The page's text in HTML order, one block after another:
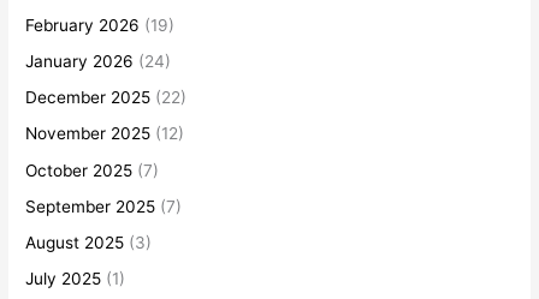
February 2026 (19)
January 2026 (24)
December 2025 (22)
November 2025 (12)
October 2025 (7)
September 2025 (7)
August 2025 (3)
July 2025 (1)